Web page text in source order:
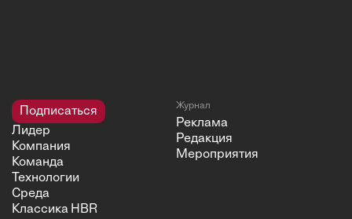
Подписаться
Лидер
Компания
Команда
Технологии
Среда
Классика HBR
Журнал
Реклама
Редакция
Мероприятия